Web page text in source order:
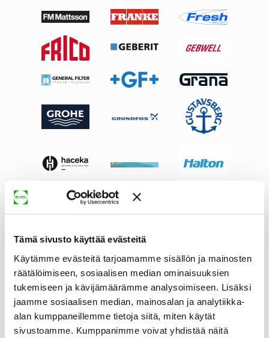
Tämä sivusto käyttää evästeitä
Käytämme evästeitä tarjoamamme sisällön ja mainosten
räätälöimiseen, sosiaalisen median ominaisuuksien
tukemiseen ja kävijämäärämme analysoimiseen. Lisäksi
jaamme sosiaalisen median, mainosalan ja analytiikka-
alan kumppaneillemme tietoja siitä, miten käytät
sivustoamme. Kumppanimme voivat yhdistää näitä